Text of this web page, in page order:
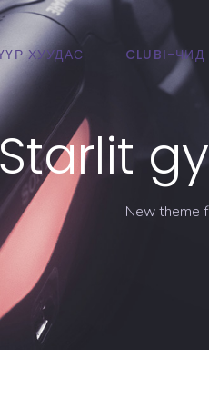
ХУУДАС CLUBI-ЧИД
New theme